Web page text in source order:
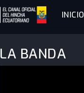
INICIO
LA BANDA